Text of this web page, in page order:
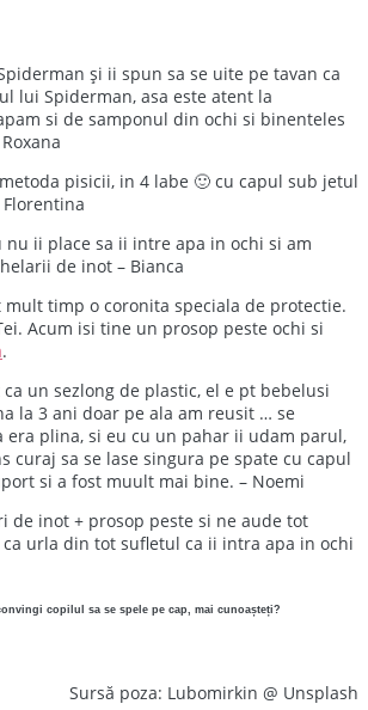
și ii spun sa se uite pe tavan ca
lui Spiderman, asa este atent la
si de samponul din ochi si binenteles
pisicii, in 4 labe 🙂 cu capul sub jetul
nu ii place sa ii intre apa in ochi si am
de inot – Bianca
mult timp o coronita speciala de protectie.
Acum isi tine un prosop peste ochi si
.
un sezlong de plastic, el e pt bebelusi
la 3 ani doar pe ala am reusit … se
era plina, si eu cu un pahar ii udam parul,
curaj sa se lase singura pe spate cu capul
si a fost muult mai bine. – Noemi
de inot + prosop peste si ne aude tot
urla din tot sufletul ca ii intra apa in ochi
copilul sa se spele pe cap, mai cunoașteți?
Sursă poza: Lubomirkin @ Unsplash